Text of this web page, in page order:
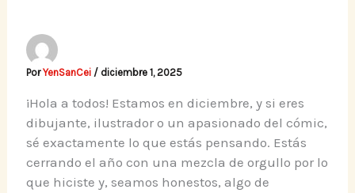
PorYenSanCei / diciembre 1, 2025
¡Hola a todos! Estamos en diciembre, y si eres
dibujante, ilustrador o un apasionado del cómic,
sé exactamente lo que estás pensando. Estás
cerrando el año con una mezcla de orgullo por lo
que hiciste y, seamos honestos, algo de